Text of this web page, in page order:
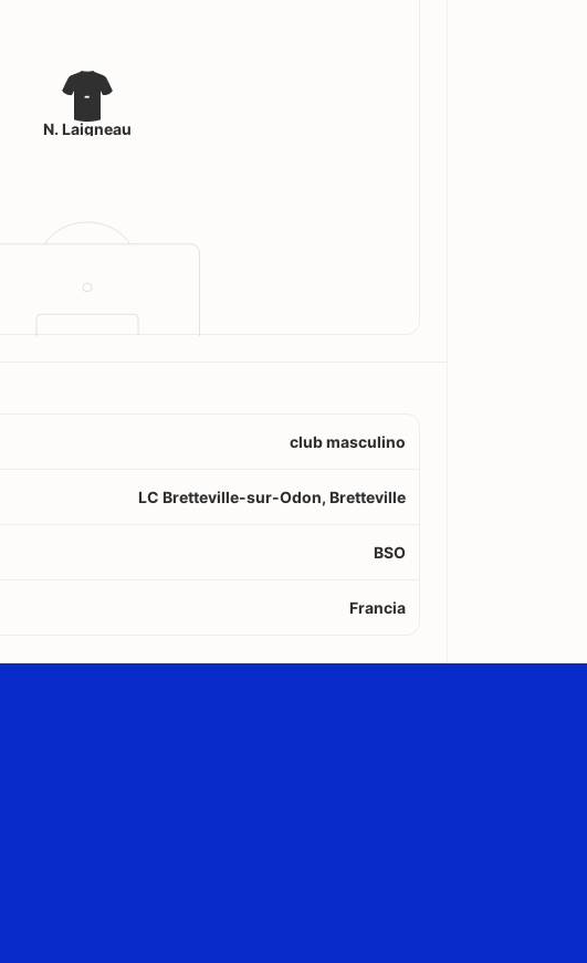
-
N. Laigneau
club masculino
LC Bretteville-sur-Odon, Bretteville
BSO
Francia